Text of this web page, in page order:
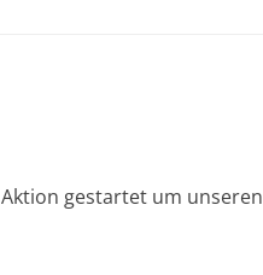
gestartet um unseren